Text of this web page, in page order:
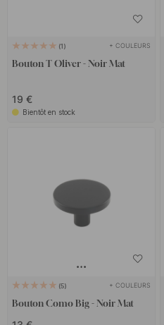
1 + COULEURS
Bouton T Oliver - Noir Mat
19 €
Bientôt en stock
5 + COULEURS
Bouton Como Big - Noir Mat